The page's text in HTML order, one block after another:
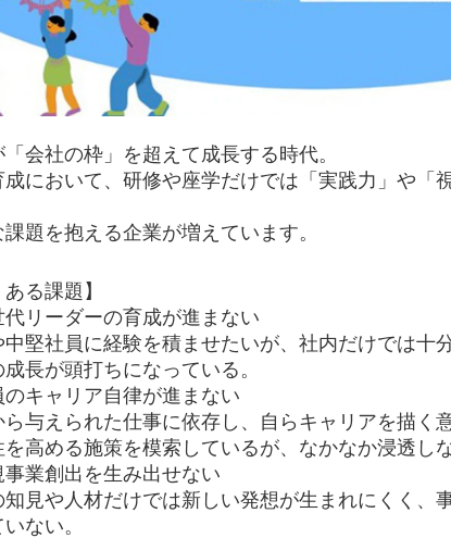
会社の枠」を超えて成長する時代。
成において、研修や座学だけでは「実践力」や「
題を抱える企業が増えています。
ある課題】
代リーダーの育成が進まない
中堅社員に経験を積ませたいが、社内だけでは十
長が頭打ちになっている。
のキャリア自律が進まない
与えられた仕事に依存し、自らキャリアを描く
を高める施策を模索しているが、なかなか浸透しな
事業創出を生み出せない
知見や人材だけでは新しい発想が生まれにくく、
ない。